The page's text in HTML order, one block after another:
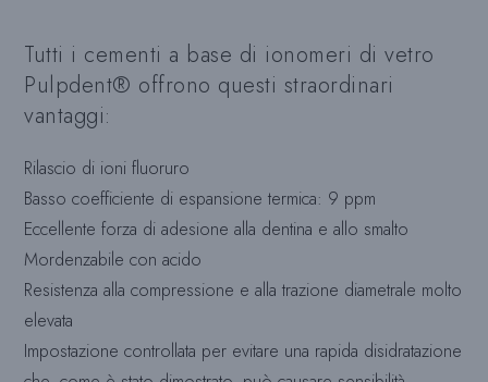
Tutti i cementi a base di ionomeri di vetro
Pulpdent® offrono questi straordinari
vantaggi:
Rilascio di ioni fluoruro
Basso coefficiente di espansione termica: 9 ppm
Eccellente forza di adesione alla dentina e allo smalto
Mordenzabile con acido
Resistenza alla compressione e alla trazione diametrale molto
elevata
Impostazione controllata per evitare una rapida disidratazione